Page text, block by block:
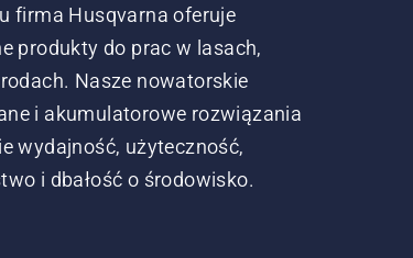
firma Husqvarna oferuje
produkty do prac w lasach,
Nasze nowatorskie
i akumulatorowe rozwiązania
wydajność, użyteczność,
i dbałość o środowisko.